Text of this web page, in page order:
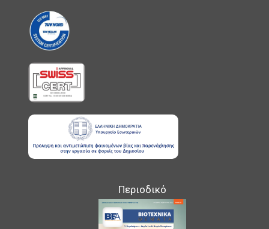
Περιοδικό